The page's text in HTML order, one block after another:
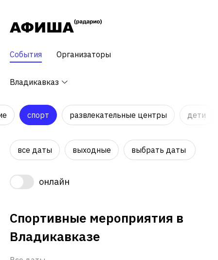
События Организаторы
Владикавказ
спорт развлекательные центры дети
все даты выходные выбрать даты
онлайн
Спортивные мероприятия в
Владикавказе